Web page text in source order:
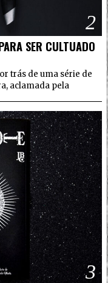
2
SER CULTUADO
trás de uma série de
aclamada pela
3